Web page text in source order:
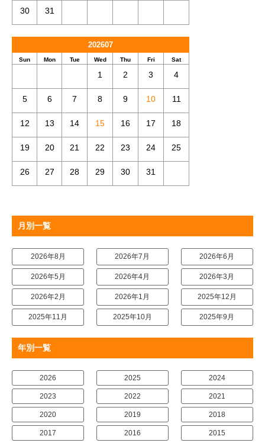
30 31
202607
Sun Mon Tue Wed Thu Fri Sat
1 2 3 4
5 6 7 8 9 10 11
12 13 14 15 16 17 18
19 20 21 22 23 24 25
26 27 28 29 30 31
月別一覧
2026年8月 2026年7月 2026年6月
2026年5月 2026年4月 2026年3月
2026年2月 2026年1月 2025年12月
2025年11月 2025年10月 2025年9月
年別一覧
2026 2025 2024
2023 2022 2021
2020 2019 2018
2017 2016 2015